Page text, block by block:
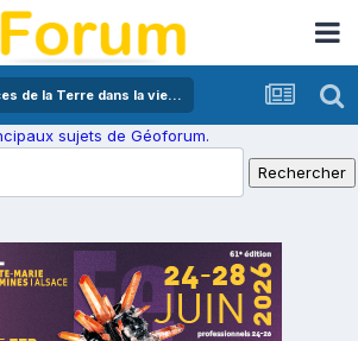
de la Terre dans la vie...
sujets de Géoforum.